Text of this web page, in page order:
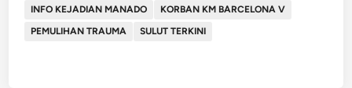
INFO KEJADIAN MANADO
KORBAN KM BARCELONA V
PEMULIHAN TRAUMA
SULUT TERKINI